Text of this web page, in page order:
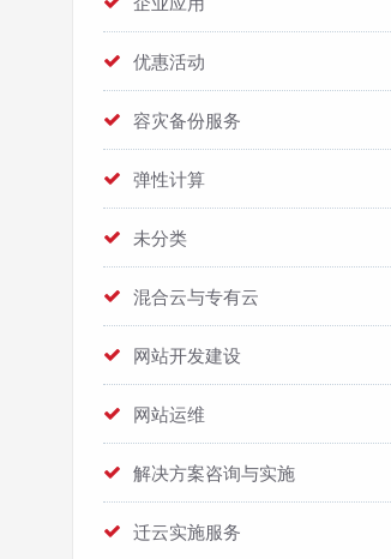
优惠活动
容灾备份服务
弹性计算
未分类
混合云与专有云
网站开发建设
网站运维
解决方案咨询与实施
迁云实施服务